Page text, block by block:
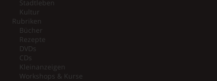
Stadtleben
Kultur
Rubriken
Bücher
Rezepte
DVDs
CDs
Kleinanzeigen
Workshops & Kurse